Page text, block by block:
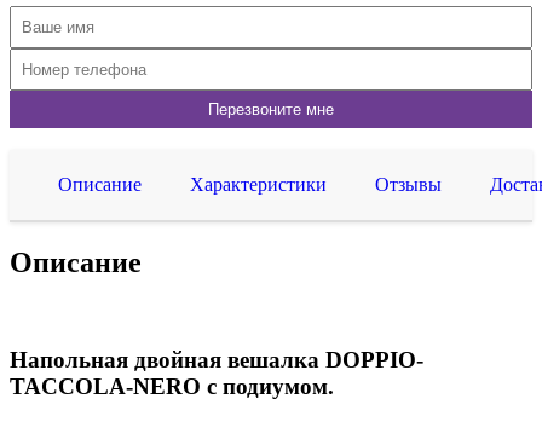
Описание Характеристики Отзывы
Описание
Напольная двойная вешалка DOPPIO-
TACCOLA-NERO с подиумом.